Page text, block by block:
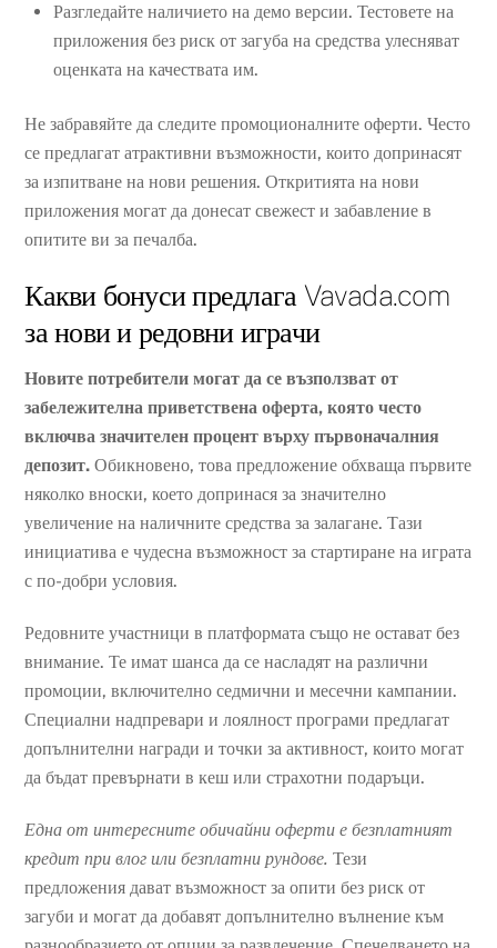
Разгледайте наличието на демо версии. Тестовете на
приложения без риск от загуба на средства улесняват
оценката на качествата им.
Не забравяйте да следите промоционалните оферти. Често
се предлагат атрактивни възможности, които допринасят
за изпитване на нови решения. Откритията на нови
приложения могат да донесат свежест и забавление в
опитите ви за печалба.
Какви бонуси предлага Vavada.com
за нови и редовни играчи
Новите потребители могат да се възползват от
забележителна приветствена оферта, която често
включва значителен процент върху първоначалния
депозит. Обикновено, това предложение обхваща първите
няколко вноски, което допринася за значително
увеличение на наличните средства за залагане. Тази
инициатива е чудесна възможност за стартиране на играта
с по-добри условия.
Редовните участници в платформата също не остават без
внимание. Те имат шанса да се насладят на различни
промоции, включително седмични и месечни кампании.
Специални надпревари и лоялност програми предлагат
допълнителни награди и точки за активност, които могат
да бъдат превърнати в кеш или страхотни подаръци.
Една от интересните обичайни оферти е безплатният
кредит при влог или безплатни рундове. Тези
предложения дават възможност за опити без риск от
загуби и могат да добавят допълнително вълнение към